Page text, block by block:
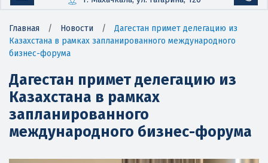
Главная / Новости /
Дагестан примет делегацию из
Казахстана в рамках запланированного международного
бизнес-форума
Дагестан примет делегацию из
Казахстана в рамках
запланированного
международного бизнес-форума